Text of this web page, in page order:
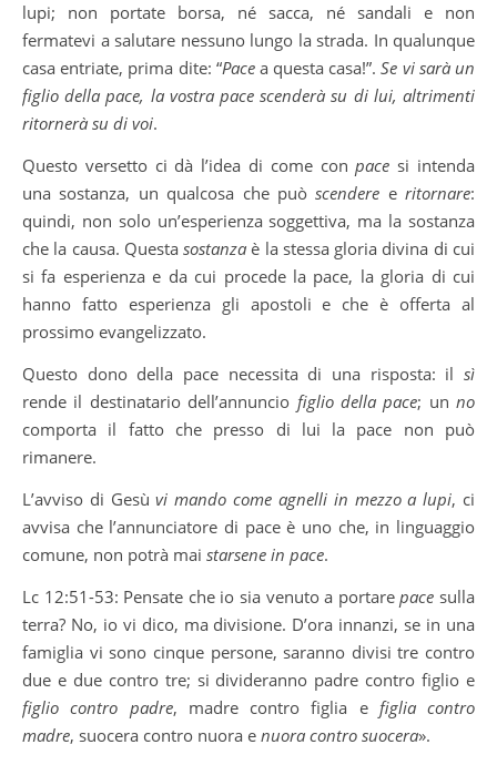
lupi; non portate borsa, né sacca, né sandali e non
fermatevi a salutare nessuno lungo la strada. In qualunque
casa entriate, prima dite: “Pacea questa casa!”.Se vi sarà un
figlio della pace, la vostra pace scenderà su di lui, altrimenti
ritornerà su di voi.
Questo versetto ci dà l’idea di come conpace si intenda
una sostanza, un qualcosa che puòscendere eritornare:
quindi, non solo un’esperienza soggettiva, ma la sostanza
che la causa. Questasostanza è la stessa gloria divina di cui
si fa esperienza e da cui procede la pace, la gloria di cui
hanno fatto esperienza gli apostoli e che è offerta al
prossimo evangelizzato.
Questo dono della pace necessita di una risposta: il sì
rende il destinatario dell’annuncio figlio della pace; un no
comporta il fatto che presso di lui la pace non può
rimanere.
L’avviso di Gesùvi mando come agnelli in mezzo a lupi, ci
avvisa che l’annunciatore di pace è uno che, in linguaggio
comune, non potrà mai starsene in pace.
Lc 12:51-53: Pensate che io sia venuto a portarepacesulla
terra? No, io vi dico, ma divisione. D’ora innanzi, se in una
famiglia vi sono cinque persone, saranno divisi tre contro
due e due contro tre; si divideranno padre contro figlio e
figlio contro padre, madre contro figlia e figlia contro
madre, suocera contro nuora e nuora contro suocera».